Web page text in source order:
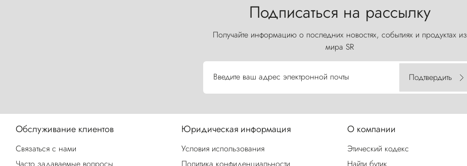
Подписаться на рассылку
Получайте информацию о последних новостях, событиях и продуктах из
мира SR
Введите ваш адрес электронной почты Подтвердить
Обслуживание клиентов
Связаться с нами
Юридическая информация
Условия использования
О компании
Этический кодекс